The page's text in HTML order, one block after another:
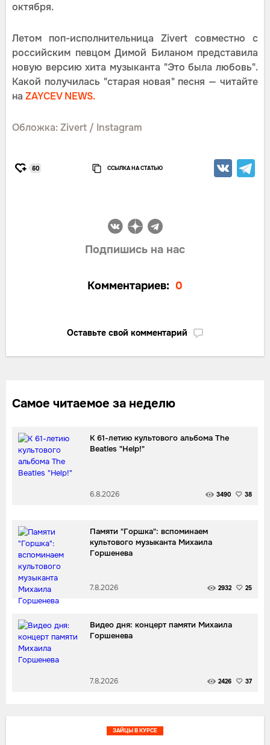
октября.
Летом поп-исполнительница Zivert совместно с
российским певцом Димой Биланом представила
новую версию хита музыканта "Это была любовь".
Какой получилась "старая новая" песня — читайте
на ZAYCEV NEWS.
Обложка: Zivert / Instagram
60 ССЫЛКА НА СТАТЬЮ
Подпишись на нас
Комментариев: 0
Оставьте свой комментарий
Самое читаемое за неделю
К 61-летию культового альбома The
Beatles "Help!"
6.8.2026 3490 38
Памяти "Горшка": вспоминаем
культового музыканта Михаила
Горшенева
7.8.2026 2932 25
Видео дня: концерт памяти Михаила
Горшенева
7.8.2026 2426 37
ЗАЙЦЫ В КУРСЕ